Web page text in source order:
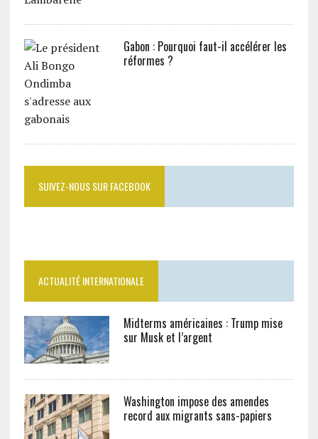
Gabon : Pourquoi faut-il accélérer les
réformes ?
SUIVEZ-NOUS SUR FACEBOOK
ACTUALITÉ INTERNATIONALE
Midterms américaines : Trump mise
sur Musk et l’argent
Washington impose des amendes
record aux migrants sans-papiers